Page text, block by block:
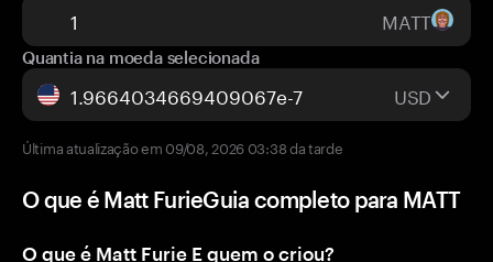
MATT
Quantia na moeda selecionada
USD
Última atualização em 09/08, 2026 03:38 da tarde
O que é Matt FurieGuia completo para MATT
O que é Matt Furie E quem o criou?